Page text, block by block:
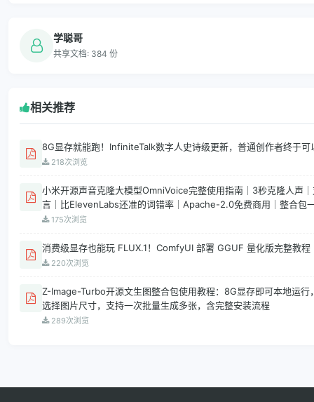
学聪哥
共享文档: 384 份
相关推荐
8G显存就能跑！InfiniteTalk数字人史诗级更新，普通创作者终于可
218次浏览
小米开源声音克隆大模型OmniVoice完整使用指南｜3秒克隆人声
言｜比ElevenLabs还准的词错率｜Apache-2.0免费商用｜整合包
安装
175次浏览
消费级显存也能玩 FLUX.1！ComfyUI 部署 GGUF 量化版完整教程
220次浏览
Z-Image-Turbo开源文生图整合包使用教程：8G显存即可本地运行
选择图片尺寸，支持一次批量生成多张，含完整安装流程
289次浏览